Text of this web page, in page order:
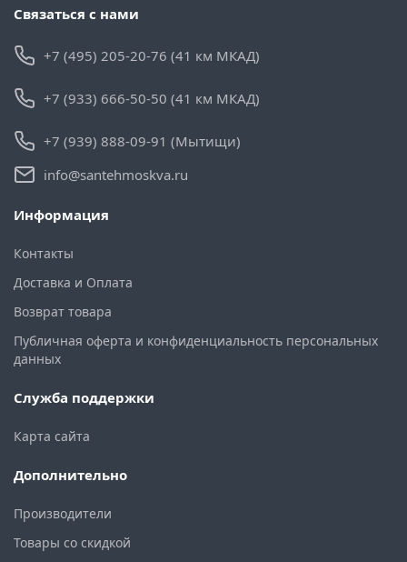
Связаться с нами
+7 (495) 205-20-76 (41 км МКАД)
+7 (933) 666-50-50 (41 км МКАД)
+7 (939) 888-09-91 (Мытищи)
info@santehmoskva.ru
Информация
Контакты
Доставка и Оплата
Возврат товара
Публичная оферта и конфиденциальность персональных
данных
Служба поддержки
Карта сайта
Дополнительно
Производители
Товары со скидкой